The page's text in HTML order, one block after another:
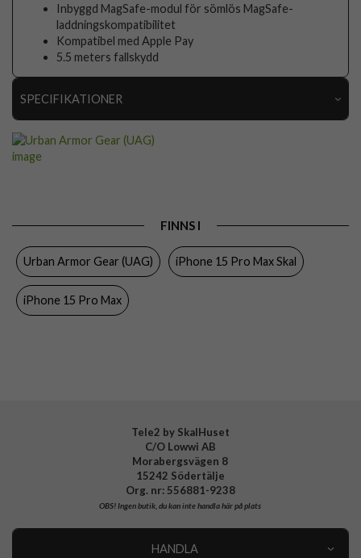
Inbyggd MagSafe-modul för sömlös MagSafe-
laddningskompatibilitet
Kompatibel med Apple Pay
5.5 meters fallskydd
SPECIFIKATIONER
Artikelnummer
Passar till
MagSafe-kompatibel, Stöttålig
Färg
Material Hårdplast (PC), Mjukplast (TPU)
Varumärke
FINNS I
Urban Armor Gear (UAG) iPhone 15 Pro Max Skal
iPhone 15 Pro Max
Tele2 by SkalHuset
C/O Lowwi AB
Morabergsvägen 8
15242 Södertälje
Org. nr: 556881-9238
OBS!Ingen butik, du kan inte handla här på plats
HANDLA